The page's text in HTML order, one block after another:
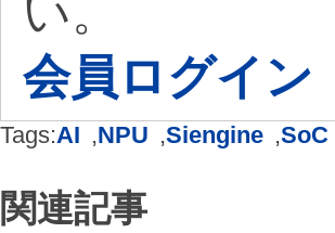
い。
会員ログイン
Tags:AI ,NPU ,Siengine ,SoC
関連記事